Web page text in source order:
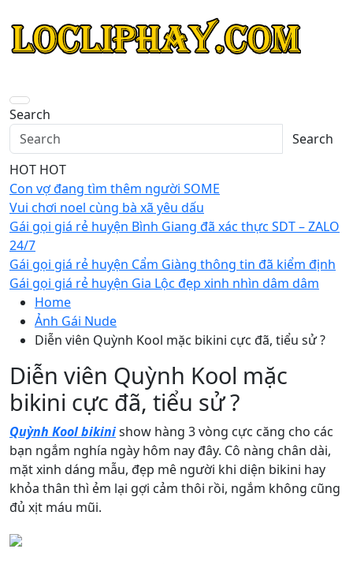
to
content
Search
Search
HOT HOT
Con vợ đang tìm thêm người SOME
Vui chơi noel cùng bà xã yêu dấu
Gái gọi giá rẻ huyện Bình Giang đã xác thực SDT – ZALO
24/7
Gái gọi giá rẻ huyện Cẩm Giàng thông tin đã kiểm định
Gái gọi giá rẻ huyện Gia Lộc đẹp xinh nhìn dâm dâm
Home
Ảnh Gái Nude
Diễn viên Quỳnh Kool mặc bikini cực đã, tiểu sử ?
Diễn viên Quỳnh Kool mặc
bikini cực đã, tiểu sử ?
Quỳnh Kool bikinishow hàng 3 vòng cực căng cho các
bạn ngắm nghía ngày hôm nay đây. Cô nàng chân dài,
mặt xinh dáng mẫu, đẹp mê người khi diện bikini hay
khỏa thân thì ẻm lại gợi cảm thôi rồi, ngắm không cũng
đủ xịt máu mũi.